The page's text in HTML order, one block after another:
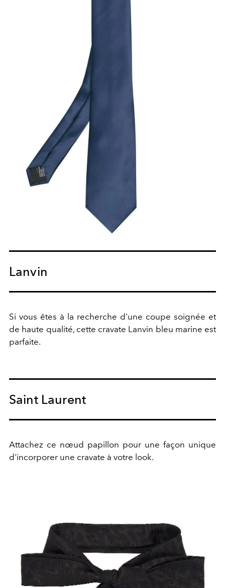
Lanvin
Si vous êtes à la recherche d'une coupe soignée et
de haute qualité, cette cravate Lanvin bleu marine est
parfaite.
Saint Laurent
Attachez ce nœud papillon pour une façon unique
d'incorporer une cravate à votre look.